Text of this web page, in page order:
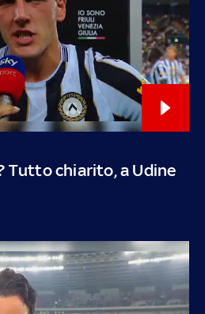
Tutto chiarito, a Udine